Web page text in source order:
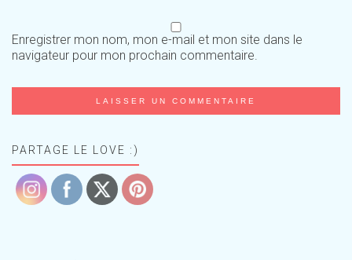
Enregistrer mon nom, mon e-mail et mon site dans le
navigateur pour mon prochain commentaire.
PARTAGE LE LOVE :)